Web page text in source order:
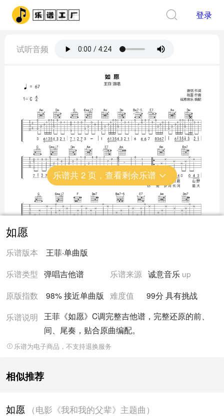
登录
试听音频
乐谱共 2页，查看剩余乐谱
如愿
乐谱版本 王菲·单曲版
乐谱类型
弹唱吉他谱 乐谱来源 诚意音乐up
原版指数
98% 接近单曲版 难度值 99分 具有挑战
乐谱说明 王菲《如愿》C调完整吉他谱，完整还原的前、
间、尾奏，贴合原曲编配。
乐谱为电子商品，不支持退换服务
相似推荐
如愿 （电影《我和我的父辈》主题曲）